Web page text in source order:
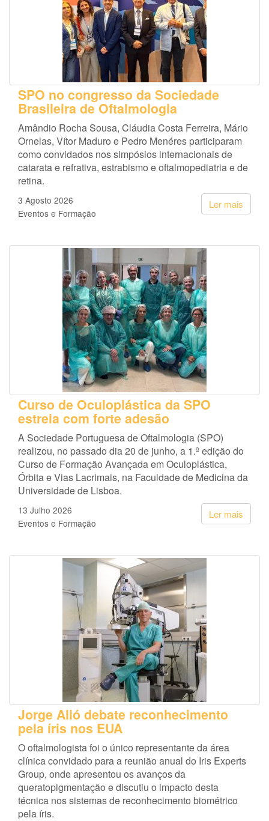
SPO no congresso da Sociedade
Brasileira de Oftalmologia
Amândio Rocha Sousa, Cláudia Costa Ferreira, Mário
Ornelas, Vítor Maduro e Pedro Menéres participaram
como convidados nos simpósios internacionais de
catarata e refrativa, estrabismo e oftalmopediatria e de
retina.
Ler mais
3 Agosto 2026
Eventos e Formação
Curso de Oculoplástica da SPO
estreia com forte adesão
A Sociedade Portuguesa de Oftalmologia (SPO)
realizou, no passado dia 20 de junho, a 1.ª edição do
Curso de Formação Avançada em Oculoplástica,
Órbita e Vias Lacrimais, na Faculdade de Medicina da
Universidade de Lisboa.
Ler mais
13 Julho 2026
Eventos e Formação
Jorge Alió debate reconhecimento
pela íris nos EUA
O oftalmologista foi o único representante da área
clínica convidado para a reunião anual do Iris Experts
Group, onde apresentou os avanços da
queratopigmentação e discutiu o impacto desta
técnica nos sistemas de reconhecimento biométrico
pela íris.